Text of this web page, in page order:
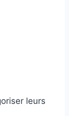
leurs